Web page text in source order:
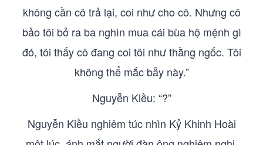
không cần cô trả lại, coi như cho cô. Nhưng cô
bảo tôi bỏ ra ba nghìn mua cái bùa hộ mệnh gì
đó, tôi thấy cô đang coi tôi như thằng ngốc. Tôi
không thể mắc bẫy này.”
Nguyễn Kiều: “?”
Nguyễn Kiều nghiêm túc nhìn Kỷ Khinh Hoài